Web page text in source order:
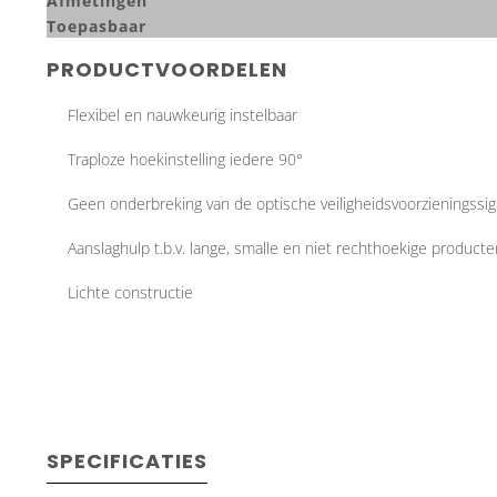
Toepasbaar
PRODUCTVOORDELEN
Flexibel en nauwkeurig instelbaar
Traploze hoekinstelling iedere 90°
Geen onderbreking van de optische
Aanslaghulp t.b.v. lange, smalle en niet rechthoekige
Lichte constructie
SPECIFICATIES